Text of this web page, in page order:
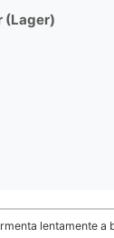
(Lager)
lentamente a